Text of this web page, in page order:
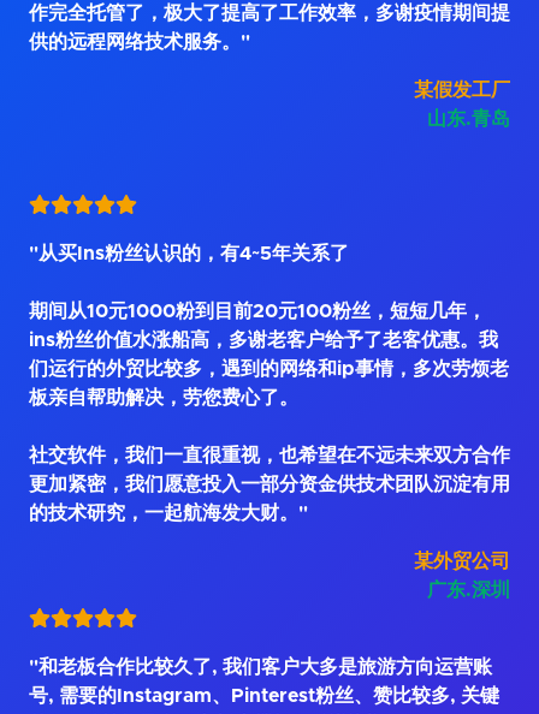
作完全托管了，极大了提高了工作效率，多谢疫情期间提
供的远程网络技术服务。"
某假发工厂
山东.青岛
"从买Ins粉丝认识的，有4~5年关系了
期间从10元1000粉到目前20元100粉丝，短短几年，
ins粉丝价值水涨船高，多谢老客户给予了老客优惠。我
们运行的外贸比较多，遇到的网络和ip事情，多次劳烦老
板亲自帮助解决，劳您费心了。
社交软件，我们一直很重视，也希望在不远未来双方合作
更加紧密，我们愿意投入一部分资金供技术团队沉淀有用
的技术研究，一起航海发大财。"
某外贸公司
广东.深圳
"和老板合作比较久了, 我们客户大多是旅游方向运营账
号, 需要的Instagram、Pinterest粉丝、赞比较多, 关键